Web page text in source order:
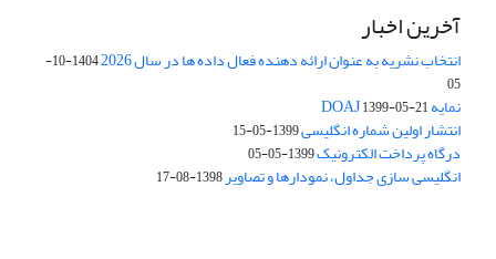
آخرین اخبار
انتخاب نشریه به عنوان ارائه دهنده فعال داده ها در سال 2026
1404-10-
05
نمایه DOAJ1399-05-21
انتشار اولین شماره انگلیسی1399-05-15
درگاه پرداخت الکترونیک1399-05-05
انگلیسی سازی جداول، نمودارها و تصاویر1398-08-17